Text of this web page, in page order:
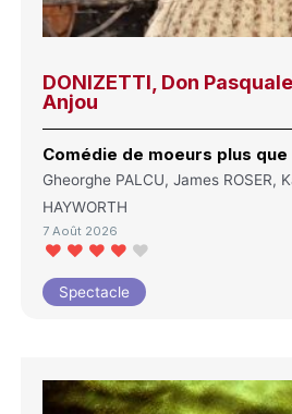
DONIZETTI, Don
Anjou
Comédie de moeurs plus
Gheorghe PALCU, James ROSER,
HAYWORTH
7 Août 2026
Spectacle